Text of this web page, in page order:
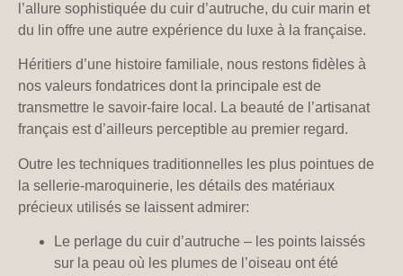
l’allure sophistiquée du cuir d’autruche, du cuir marin et
du lin offre une autre expérience du luxe à la française.
Héritiers d’une histoire familiale, nous restons fidèles à
nos valeurs fondatrices dont la principale est de
transmettre le savoir-faire local. La beauté de l’artisanat
français est d’ailleurs perceptible au premier regard.
Outre les techniques traditionnelles les plus pointues de
la sellerie-maroquinerie, les détails des matériaux
précieux utilisés se laissent admirer:
Le perlage du cuir d’autruche – les points laissés
sur la peau où les plumes de l’oiseau ont été